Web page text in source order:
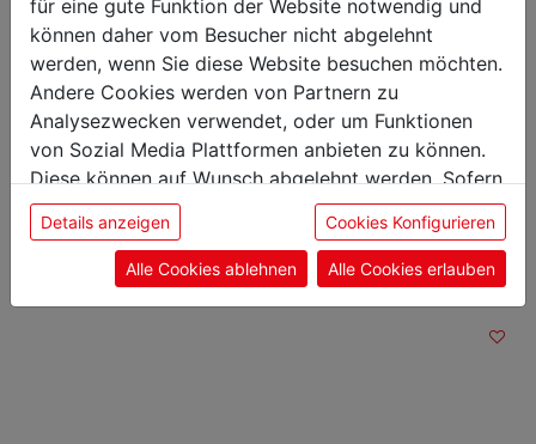
Gewicht: 0,19 kg
Klingenlänge: 21 cm
Das könnte Sie auch
interessieren
für eine gute Funktion der Website notwendig und
können daher vom Besucher nicht abgelehnt
werden, wenn Sie diese Website besuchen möchten.
Andere Cookies werden von Partnern zu
Analysezwecken verwendet, oder um Funktionen
von Sozial Media Plattformen anbieten zu können.
Diese können auf Wunsch abgelehnt werden. Sofern
sie unsere Webseite weiter nutzen, geben Sie
Einwilligung zu unseren Cookies.
Details anzeigen Cookies Konfigurieren
Alle Cookies ablehnen Alle Cookies erlauben